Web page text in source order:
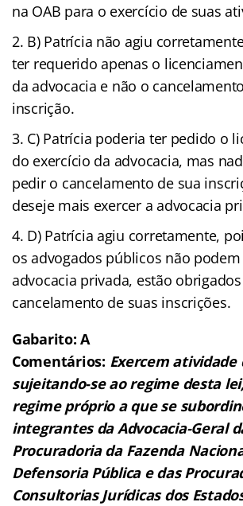
na OAB para o exercício de suas
B) Patrícia não agiu
ter requerido apenas o
da advocacia e não o
inscrição.
C) Patrícia poderia ter pedido o
do exercício da advocacia, mas
pedir o cancelamento de sua
deseje mais exercer a advocacia
D) Patrícia agiu corretamente,
os advogados públicos não podem
advocacia privada, estão
cancelamento de suas inscrições.
Gabarito: A
Comentários: Exercem atividade
sujeitando-se ao regime desta
regime próprio a que se
integrantes da Advocacia-Geral
Procuradoria da Fazenda
Defensoria Pública e das
Consultorias Jurídicas dos